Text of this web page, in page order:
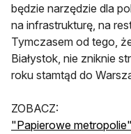
będzie narzędzie dla
na infrastrukturę, na
Tymczasem od tego,
Białystok, nie zniknie
roku stamtąd do
ZOBACZ:
"Papierowe metropolie"